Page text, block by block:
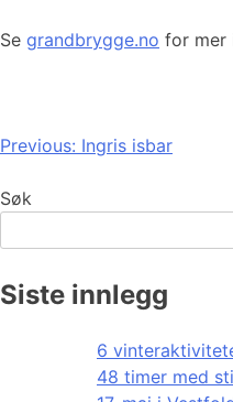
Se grandbrygge.no for mer
Previous: Ingris isbar
Søk
Siste innlegg
6
48 timer med